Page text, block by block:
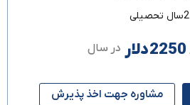
2سال تحصیلی
2250دلار در سال
مشاوره جهت اخذ پذیرش